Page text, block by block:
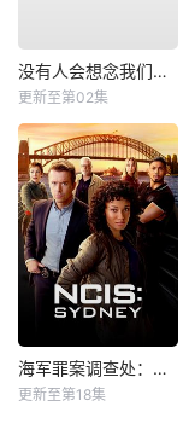
没有人会想念我们第二季
更新至第02集
海军罪案调查处：悉尼第三季
更新至第18集